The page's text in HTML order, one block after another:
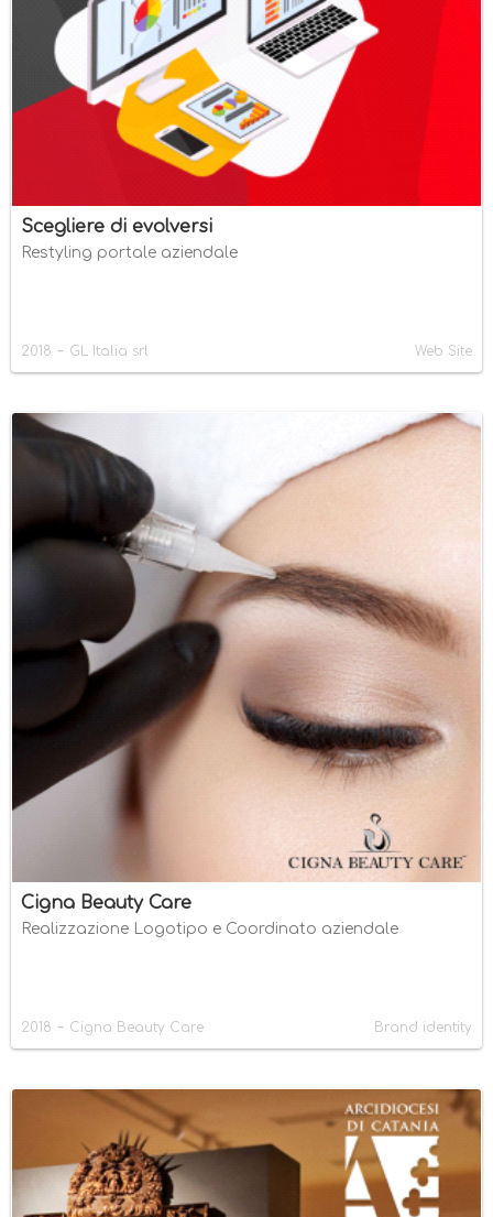
Scegliere di evolversi
Restyling portale aziendale
2018 - GL Italia srl Web Site
Cigna Beauty Care
Realizzazione Logotipo e Coordinato aziendale
2018 - Cigna Beauty Care Brand identity